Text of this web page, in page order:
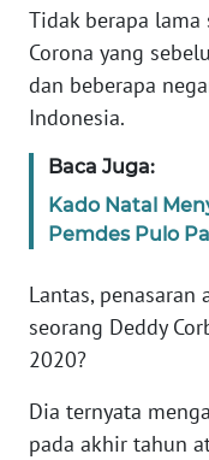
Tidak berapa
Corona yang
dan beberapa
Indonesia.
Baca Juga:
Kado Natal
Pemdes Pulo
Lantas, penasaran
seorang Deddy
2020?
Dia ternyata
pada akhir tahun
Informasi
INDEKS
BERITA
KONTAK
KAMI
INFO
TENTANG
KAMI
PEDOMAN
MEDIA